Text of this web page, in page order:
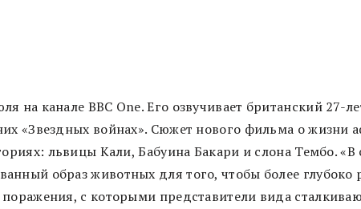
на канале BBC One. Его озвучивает британский 27-
«Звездных войнах». Сюжет нового фильма о жизни
львицы Кали, Бабуина Бакари и слона Тембо. «В
образ животных для того, чтобы более глубоко
с которыми представители вида